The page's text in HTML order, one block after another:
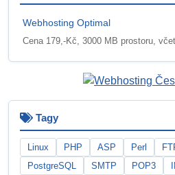
Webhosting Optimal
Cena 179,-Kč, 3000 MB prostoru,
Tagy
Linux PHP ASP Perl
PostgreSQL
SMTP POP3